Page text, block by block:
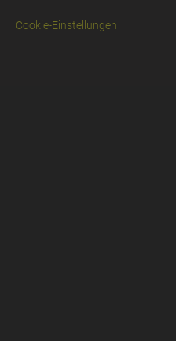
Cookie-Einstellungen